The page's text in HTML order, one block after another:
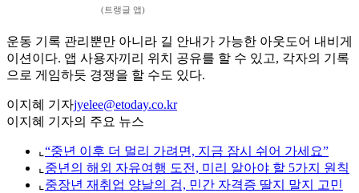
(트랭글 앱)
운동 기록 관리뿐만 아니라 길 안내가 가능한 아웃도어 내비게
이션이다. 앱 사용자끼리 위치 공유를 할 수 있고, 각자의 기록
으로 게임하듯 경쟁을 할 수도 있다.
이지혜 기자jyelee@etoday.co.kr
이지혜 기자의 주요 뉴스
⌞ “중년 이후 더 멀리 가려면, 지금 잠시 쉬어 가세요”
⌞ 중년의 해외 자유여행 도전, 미리 알아야 할 5가지 원칙
⌞ 중장년 재취업 양날의 검, 민간 자격증 딸지 말지 고민